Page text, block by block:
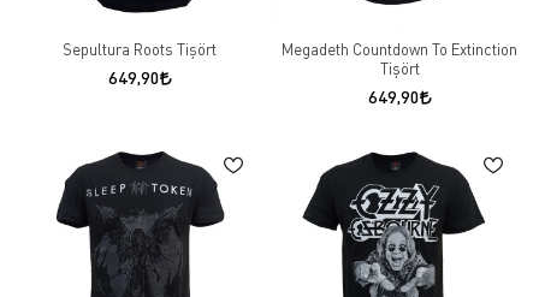
Sepultura Roots Tişört
649,90
Megadeth Countdown To Extinction
Tişört
649,90